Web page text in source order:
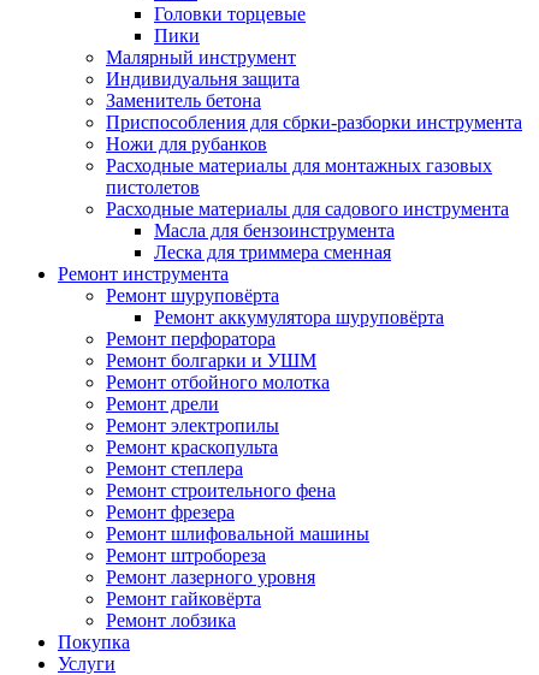
Головки торцевые
Пики
Малярный инструмент
Индивидуальня защита
Заменитель бетона
Приспособления для сбрки-разборки инструмента
Ножи для рубанков
Расходные материалы для монтажных газовых
пистолетов
Расходные материалы для садового инструмента
Масла для бензоинструмента
Леска для триммера сменная
Ремонт инструмента
Ремонт шуруповёрта
Ремонт аккумулятора шуруповёрта
Ремонт перфоратора
Ремонт болгарки и УШМ
Ремонт отбойного молотка
Ремонт дрели
Ремонт электропилы
Ремонт краскопульта
Ремонт степлера
Ремонт строительного фена
Ремонт фрезера
Ремонт шлифовальной машины
Ремонт штробореза
Ремонт лазерного уровня
Ремонт гайковёрта
Ремонт лобзика
Покупка
Услуги